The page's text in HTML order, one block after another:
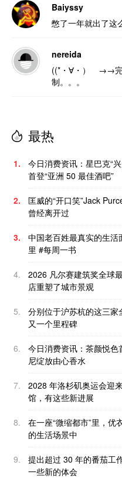
Baiyssy
憋了一年就出了这
nereida
((*・∀・）ゞ→→完
制。。。
最热
1.
今日消费资讯：星巴克“
首登“亚洲 50 最佳酒吧”
2.
匡威的“开口笑”Jack
曾经离开过
3.
中国老百姓最真实的生
里 #每周一书
4.
2026 凡尔赛建筑奖全球
店重塑了城市景观
5.
分别位于沪苏杭的这三
又一个里程碑
6.
今日消费资讯：茶颜悦
尼绽放由心香水
7.
2028 年洛杉矶奥运会迎
馆，有这些新进展
8.
在一座“微缩都市”里，
的生活场景中
9.
提出超过 30 年的番茄工
一些新的体会